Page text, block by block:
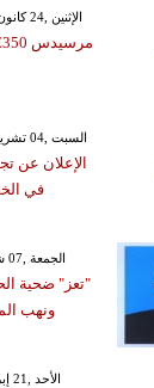
GMT 04:14 2018 الإثنين ,24 كانون الأول / ديسمبر
GMT 14:49 2017 السبت ,04 تشرين الثاني / نوفمبر
الإعلان عن
في
GMT 14:26 2020 الجمعة ,07 شباط / فبراير
"تعز" ضحية
ونهب
GMT 19:24 2019 الأحد ,21 إبريل / نيسان